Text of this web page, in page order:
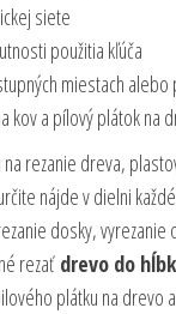
siete
použitia kľúča
miestach alebo
kov a pílový plátok na
na rezanie dreva,
nájde v dielni
dosky,
rezať drevo do
plátku na drevo